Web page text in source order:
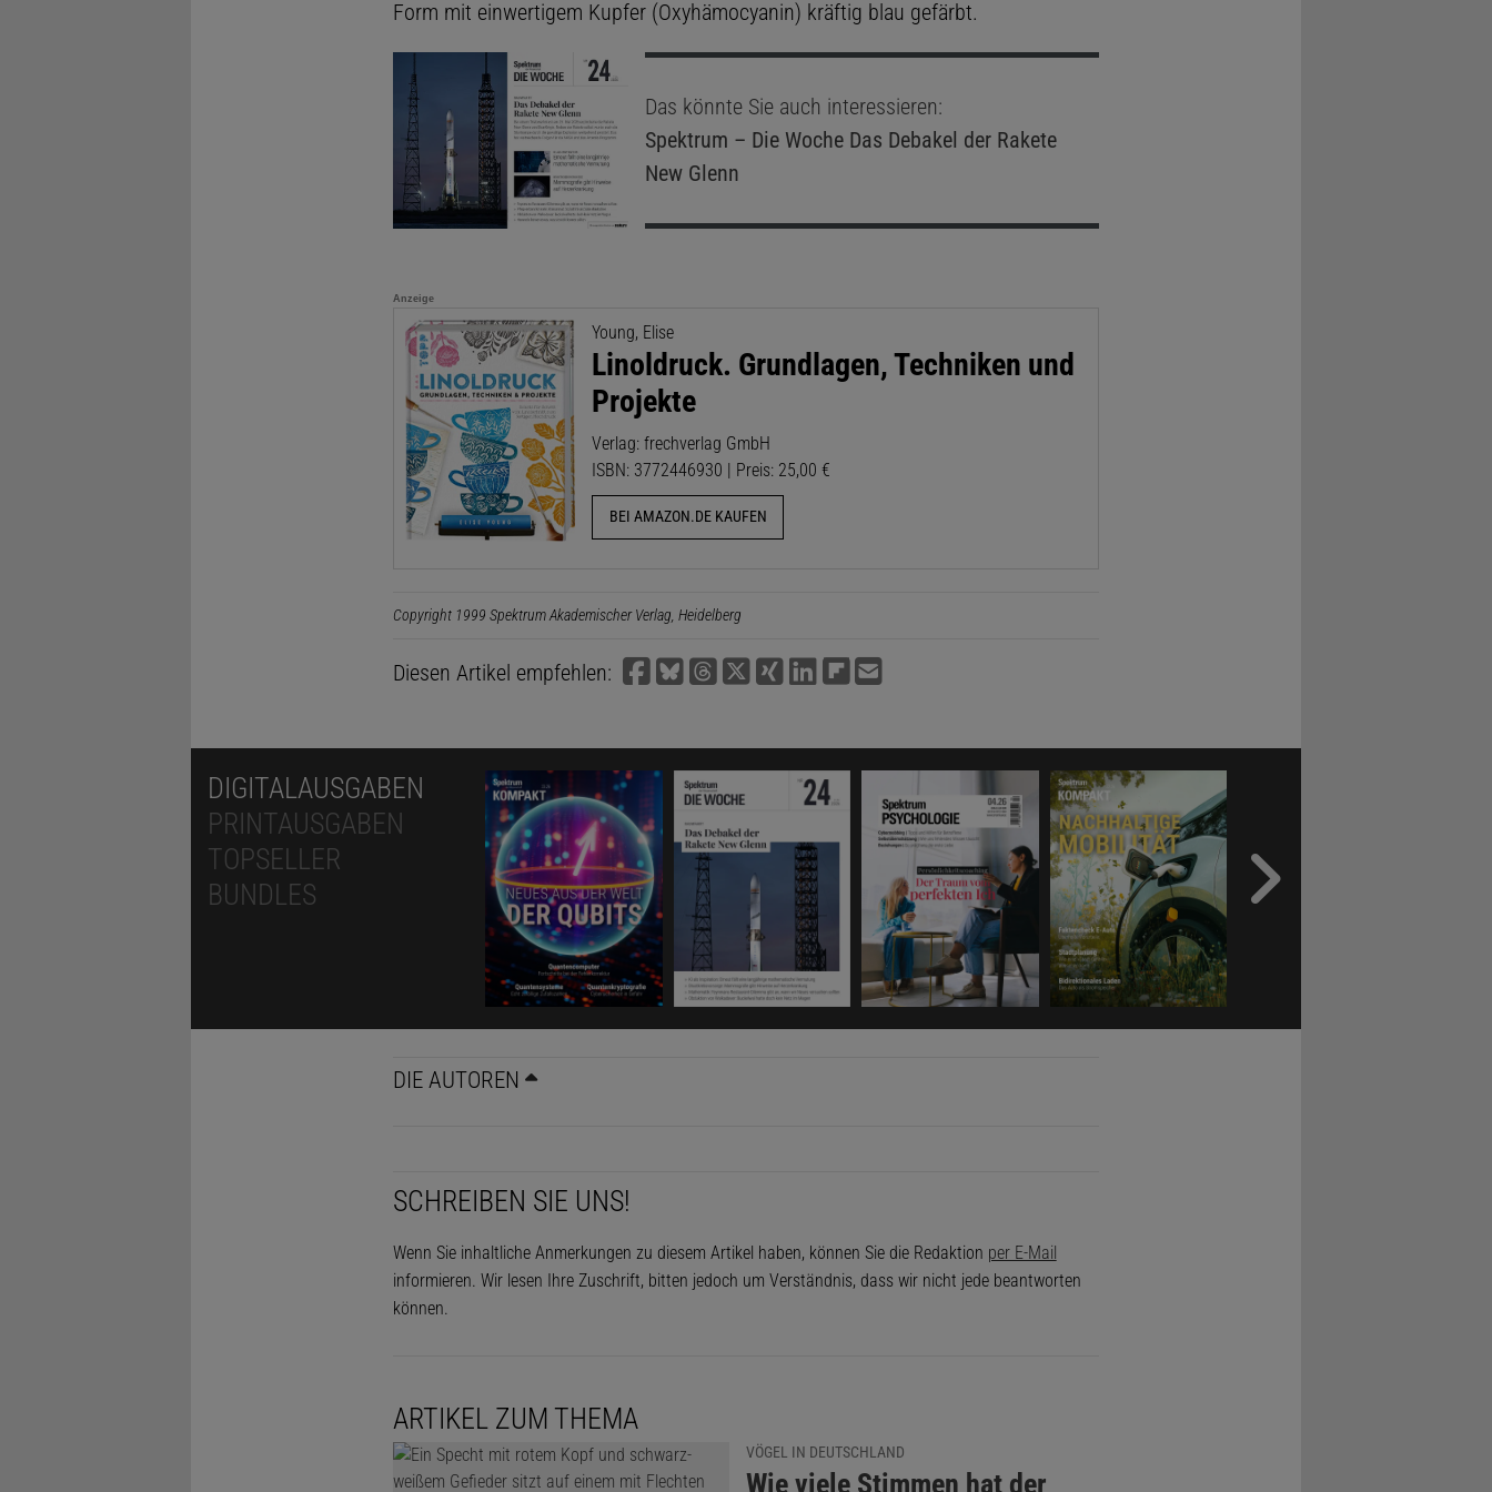
Form mit einwertigem Kupfer (Oxyhämocyanin) kräftig blau gefärbt.
Das könnte Sie auch interessieren:
Spektrum – Die WocheDas Debakel der Rakete
New Glenn
Anzeige
Young, Elise
Linoldruck. Grundlagen, Techniken und
Projekte
Verlag: frechverlag GmbH
ISBN: 3772446930 | Preis: 25,00 €
BEI AMAZON.DE KAUFEN
Copyright 1999 Spektrum Akademischer Verlag, Heidelberg
Diesen Artikel empfehlen:
DIGITALAUSGABEN
PRINTAUSGABEN
TOPSELLER
BUNDLES
DIE AUTOREN
SCHREIBEN SIE UNS!
Wenn Sie inhaltliche Anmerkungen zu diesem Artikel haben, können Sie die Redaktion per E-Mail
informieren. Wir lesen Ihre Zuschrift, bitten jedoch um Verständnis, dass wir nicht jede beantworten
können.
ARTIKEL ZUM THEMA
VÖGEL IN DEUTSCHLAND
:
Wie viele Stimmen hat der